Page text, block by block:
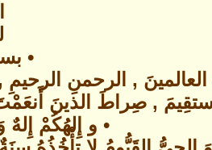
•
, الرحمنِ
, صِراطَ الذينَ
• و إِلهُكُمْ إِلهٌ